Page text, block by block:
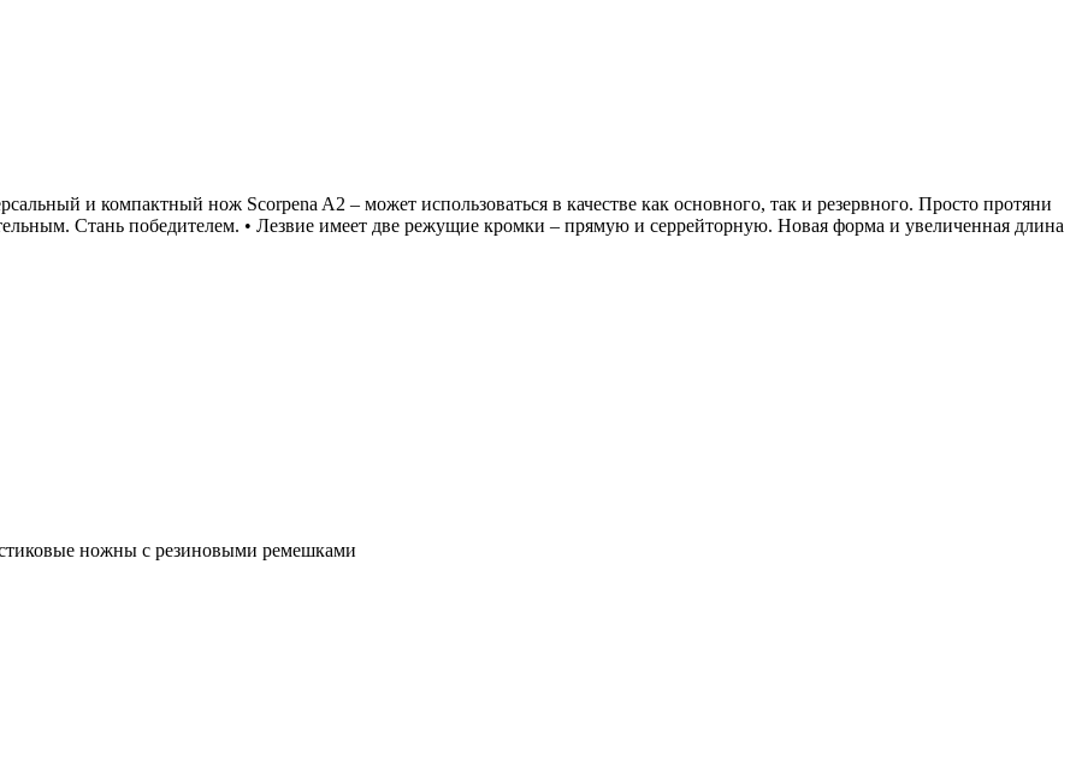
и компактный нож Scorpena A2 – может использоваться в качестве как основного, так и резервного. Просто протяни
Стань победителем. • Лезвие имеет две режущие кромки – прямую и серрейторную. Новая форма и увеличенная длина
ножны с резиновыми ремешками